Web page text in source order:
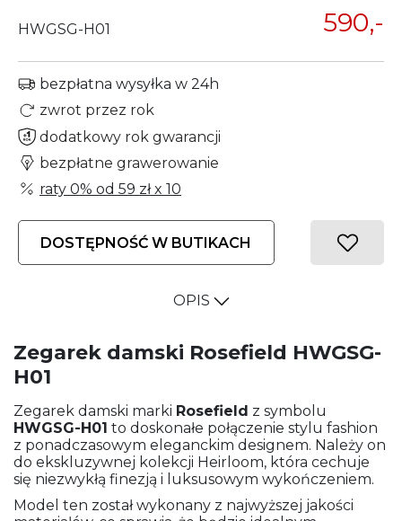
HWGSG-H01 590,-
bezpłatna wysyłka w 24h
zwrot przez rok
dodatkowy rok gwarancji
bezpłatne grawerowanie
raty 0% od 59 złx 10
DOSTĘPNOŚĆ W BUTIKACH
OPIS
Zegarek damski Rosefield HWGSG-
H01
Zegarek damski marki Rosefield z symbolu
HWGSG-H01 to doskonałe połączenie stylu fashion
z ponadczasowym eleganckim designem. Należy on
do ekskluzywnej kolekcji Heirloom, która cechuje
się niezwykłą finezją i luksusowym wykończeniem.
Model ten został wykonany z najwyższej jakości